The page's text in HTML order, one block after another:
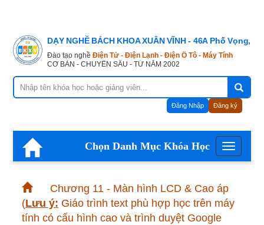
DẠY NGHỀ BÁCH KHOA XUÂN VĨNH - 46A Phố Vọng,
Đào tạo nghề Điện Tử - Điện Lạnh - Điện Ô Tô - Máy Tính
CƠ BẢN - CHUYÊN SÂU - TỪ NĂM 2002
Đăng Nhập Đăng ký
Menu
Chọn Danh Mục Khóa Học
Chương 11 - Màn hình LCD & Cao áp
(Lưu ý: Giáo trình text phù hợp học trên máy
tính có cấu hình cao và trình duyệt Google